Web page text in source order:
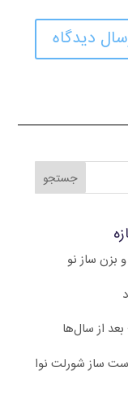
دیدگاه
بزن ساز نو
از سال‌ها
ساز شورلت نوا